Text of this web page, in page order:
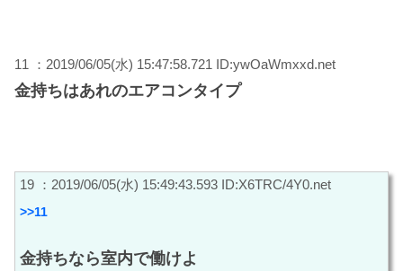
11 ：2019/06/05(水) 15:47:58.721 ID:ywOaWmxxd.net
金持ちはあれのエアコンタイプ
19 ：2019/06/05(水) 15:49:43.593 ID:X6TRC/4Y0.net
>>11
金持ちなら室内で働けよ